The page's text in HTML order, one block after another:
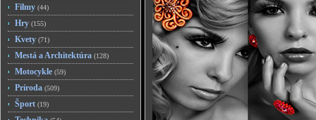
Filmy (44)
Hry (155)
Kvety (71)
Mestá a Architektúra (128)
Motocykle (59)
Príroda (509)
Šport (19)